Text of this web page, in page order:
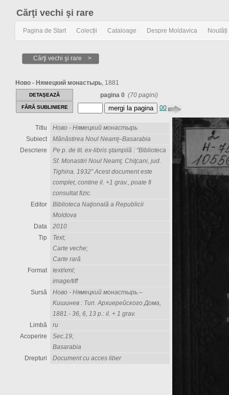
Cărţi vechi şi rare
Pagina de Start Colecții Cataloage Despre Moldavica Noutăți
Cărţi vechi şi rare >
Hово - Hямецкий монастырь, 1881
DETAŞEAZĂ
FĂRĂ SUBLINIERE
pagina 0 (70 pagini)
00
Titlu
Hово - Hямецкий монастырь
Subiect
Mănăstirea Noul Neamţ–Basarabia
Descriere
Pe p. de tit. ex-libris ştampilă : “Biblioteca
Sf. Monastiri Noul Neamţ. Chiţcani, jud.
Tighina. 1932” Acest document este
complet, contine il. +1 grav., poate fi
consultat fizic.
Editor
Biblioteca Naţională a Republicii
Moldova
Data
2010
Tip
Text;
Carte veche;
Carte rară
Format
text/xml;
image/tiff
Sursă
Hово - Hямецкий монастырь.–
Kишинев : Тип. Архиерейского Дома,
1881.- 36, 6, 13 р.: il. + 1 grav.
Limbă
ru
Acoperire
Sec.19;
Basarabia
Drepturi
Document cu acces liber